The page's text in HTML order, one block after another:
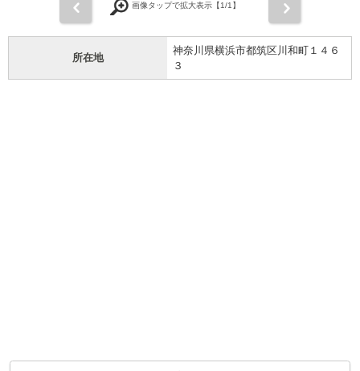
画像タップで拡大表示【1/1】
所在地
神奈川県横浜市都筑区川和町１４６
３